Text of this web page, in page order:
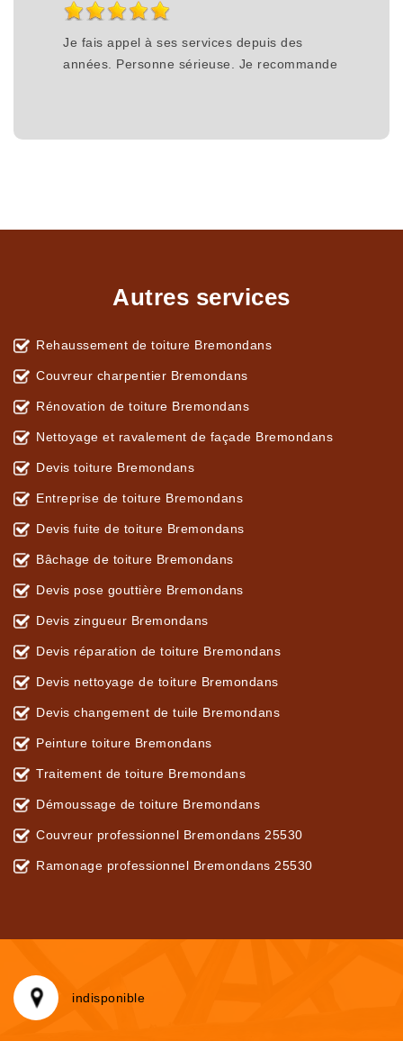
Je fais appel à ses services depuis des
années. Personne sérieuse. Je recommande
Autres services
Rehaussement de toiture Bremondans
Couvreur charpentier Bremondans
Rénovation de toiture Bremondans
Nettoyage et ravalement de façade Bremondans
Devis toiture Bremondans
Entreprise de toiture Bremondans
Devis fuite de toiture Bremondans
Bâchage de toiture Bremondans
Devis pose gouttière Bremondans
Devis zingueur Bremondans
Devis réparation de toiture Bremondans
Devis nettoyage de toiture Bremondans
Devis changement de tuile Bremondans
Peinture toiture Bremondans
Traitement de toiture Bremondans
Démoussage de toiture Bremondans
Couvreur professionnel Bremondans 25530
Ramonage professionnel Bremondans 25530
indisponible